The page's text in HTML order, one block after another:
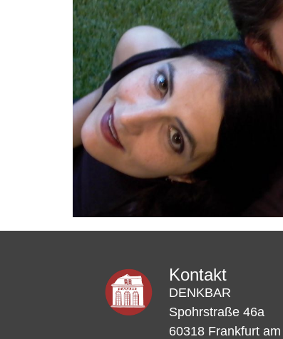
Kontakt
DENKBAR
Spohrstraße 46a
60318 Frankfurt